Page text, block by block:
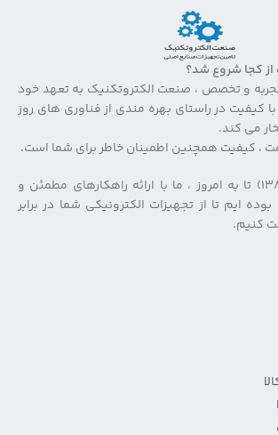
کجا شروع شد؟
و تخصص ، صنعت الکتروتکنیک به تعهد خود
با کیفیت در راستای بهره مندی از فناوری های روز
می کند.
، کیفیت همچنین اطمینان خاطر برای شما است.
از سال تأسیس (۱۳۸۳) تا به امروز ، ما با ارائه راهکارهای مطمئن و
بوده ایم تا از تجهیزات الکترونیکی شما در برابر
کنیم.